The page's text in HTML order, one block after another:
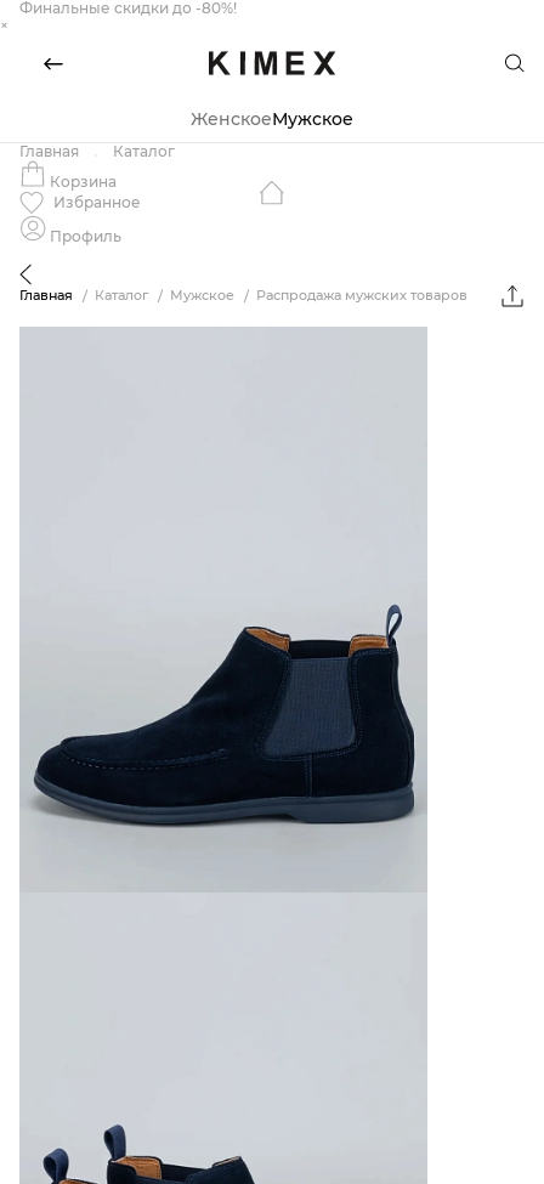
Финальные скидки до -80%!
×
ЖенскоеМужское
Главная
Каталог
Корзина
Избранное
Профиль
Главная Каталог Мужское Распродажа мужских товаров